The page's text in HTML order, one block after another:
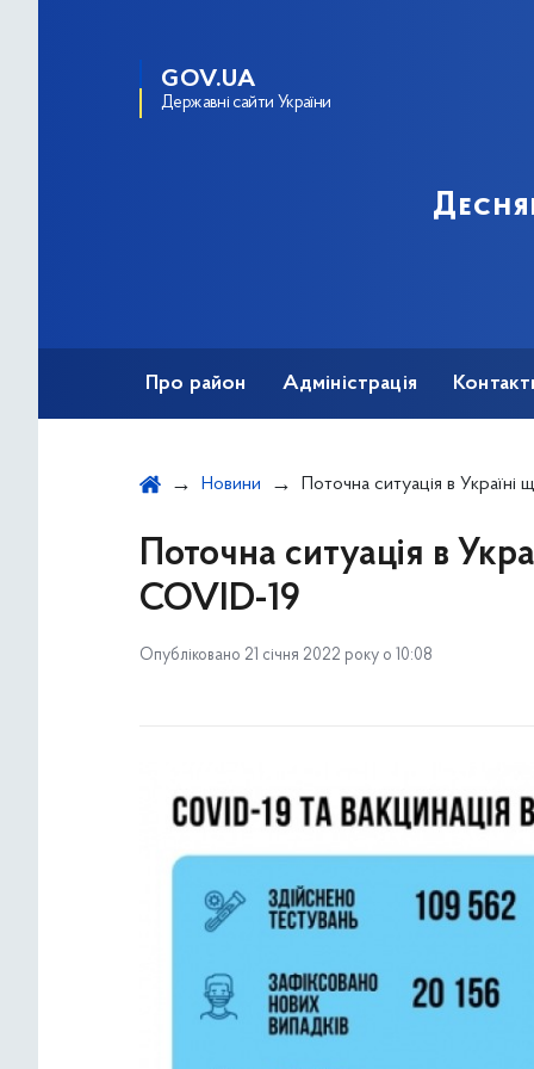
GOV.UA
Державні сайти України
Про район Адміністрація
Новини Поточна ситуація в Україні щодо
Поточна ситуація в
COVID-19
Опубліковано 21 січня 2022 року о 10:08